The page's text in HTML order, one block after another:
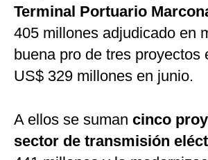
Terminal Portuario
405 millones adjudicado en
buena pro de tres proyectos
US$ 329 millones en junio.
A ellos se suman cinco
sector de transmisión